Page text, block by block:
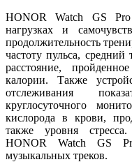
HONOR Watch GS
нагрузках и
продолжительность
частоту пульса,
расстояние,
калории. Также
отслеживания
круглосуточного
кислорода в крови,
также уровня
HONOR Watch GS
музыкальных треков.